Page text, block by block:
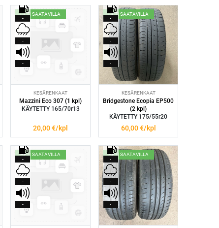
HETI SAATAVILLA
-
-
-
KESÄRENKAAT
Mazzini Eco 307 (1 kpl)
KÄYTETTY 165/70r13
20,00€/kpl
HETI SAATAVILLA
-
-
-
KESÄRENKAAT
Bridgestone Ecopia EP500
(2 kpl)
KÄYTETTY 175/55r20
60,00€/kpl
HETI SAATAVILLA
-
-
-
HETI SAATAVILLA
-
-
-